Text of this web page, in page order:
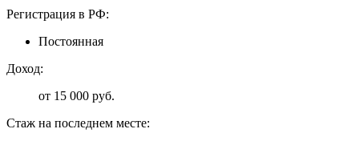
Регистрация в РФ:
Постоянная
Доход:
от 15 000 руб.
Стаж на последнем месте: